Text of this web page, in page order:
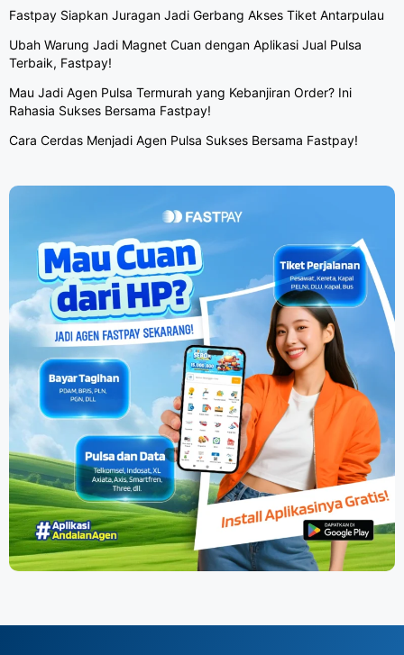
Fastpay Siapkan Juragan Jadi Gerbang Akses Tiket Antarpulau
Ubah Warung Jadi Magnet Cuan dengan Aplikasi Jual Pulsa
Terbaik, Fastpay!
Mau Jadi Agen Pulsa Termurah yang Kebanjiran Order? Ini
Rahasia Sukses Bersama Fastpay!
Cara Cerdas Menjadi Agen Pulsa Sukses Bersama Fastpay!